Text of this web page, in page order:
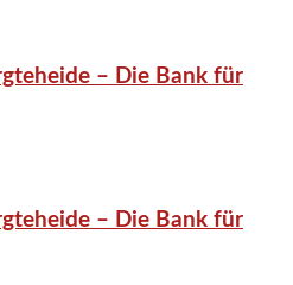
– Die Bank für
– Die Bank für